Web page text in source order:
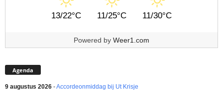
13/22°C 11/25°C 11/30°C
Powered by Weer1.com
Agenda
9 augustus 2026 -Accordeonmiddag bij Ut Krisje